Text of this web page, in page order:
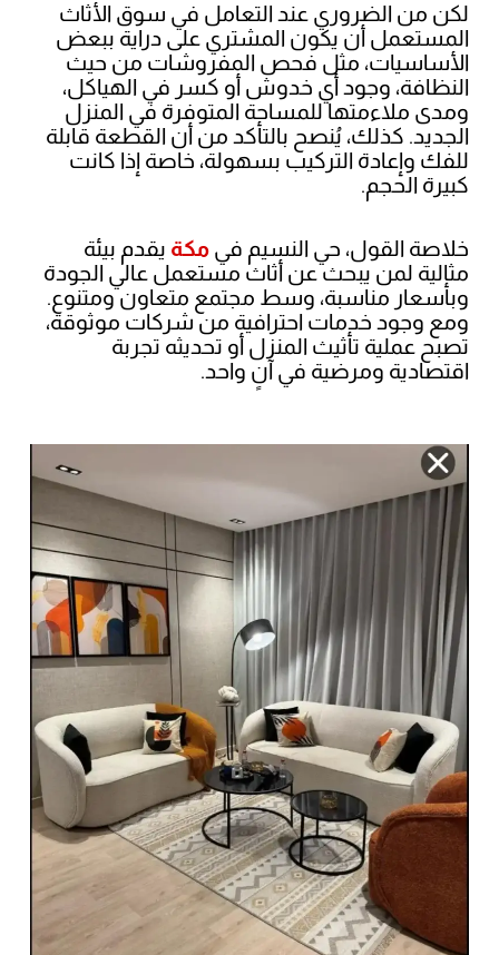
لكن من الضروري عند التعامل في سوق الأثاث
المستعمل أن يكون المشتري على دراية ببعض
الأساسيات، مثل فحص المفروشات من حيث
النظافة، وجود أي خدوش أو كسر في الهياكل،
ومدى ملاءمتها للمساحة المتوفرة في المنزل
الجديد. كذلك، يُنصح بالتأكد من أن القطعة قابلة
للفك وإعادة التركيب بسهولة، خاصة إذا كانت
كبيرة الحجم.
خلاصة القول، حي النسيم في مكة يقدم بيئة
مثالية لمن يبحث عن أثاث مستعمل عالي الجودة
وبأسعار مناسبة، وسط مجتمع متعاون ومتنوع.
ومع وجود خدمات احترافية من شركات موثوقة،
تصبح عملية تأثيث المنزل أو تحديثه تجربة
اقتصادية ومرضية في آنٍ واحد.